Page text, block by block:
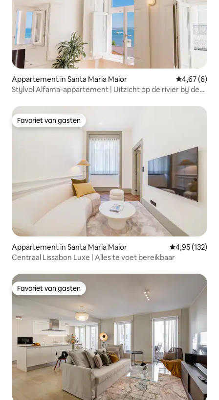
Appartement in Santa Maria Maior Gemiddelde
4,67 (6)
Stijlvol Alfama-appartement | Uitzicht op de rivier bij de
Favoriet van gasten
Favoriet van gasten
Appartement in Santa Maria Maior Gemiddelde
4,95 (132)
Centraal Lissabon Luxe | Alles te voet bereikbaar
Favoriet van gasten
Favoriet van gasten